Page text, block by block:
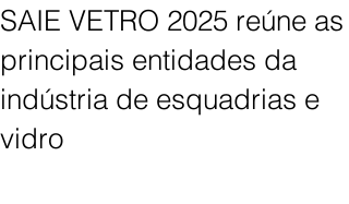
SAIE VETRO 2025 reúne as
principais entidades da
indústria de esquadrias e
vidro